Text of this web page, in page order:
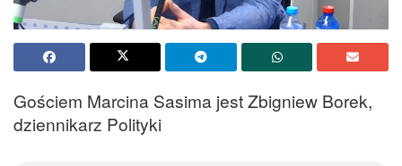
Gościem Marcina Sasima jest Zbigniew Borek,
dziennikarz Polityki